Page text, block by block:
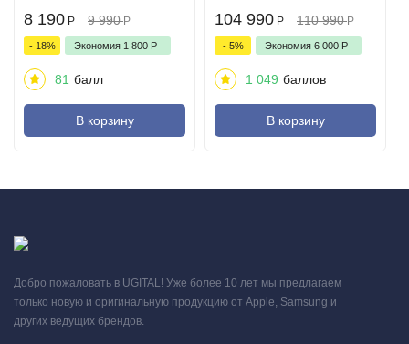
8 190 Р 9 990 Р
- 18% Экономия 1 800 Р
81 балл
В корзину
104 990 Р 110 990 Р
- 5% Экономия 6 000 Р
1 049 баллов
В корзину
Добро пожаловать в UGITAL! Уже более 10 лет мы предлагаем
только новую и оригинальную продукцию от Apple, Samsung и
других ведущих брендов.